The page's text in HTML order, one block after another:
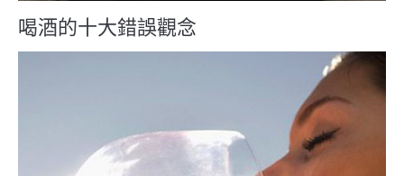
喝酒的十大錯誤觀念